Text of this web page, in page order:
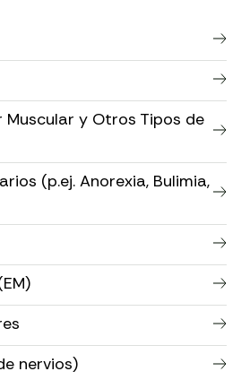
Muscular y Otros Tipos de
(p.ej. Anorexia, Bulimia,
nervios)